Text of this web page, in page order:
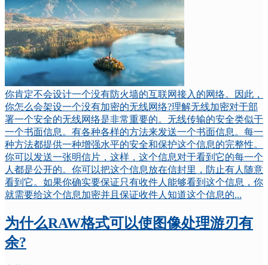
你肯定不会设计一个没有防火墙的互联网接入的网络。因此，
你怎么会架设一个没有加密的无线网络?理解无线加密对于部
署一个安全的无线网络是非常重要的。无线传输的安全类似于
一个书面信息。有各种各样的方法来发送一个书面信息。每一
种方法都提供一种增强水平的安全和保护这个信息的完整性。
你可以发送一张明信片，这样，这个信息对于看到它的每一个
人都是公开的。你可以把这个信息放在信封里，防止有人随意
看到它。如果你确实要保证只有收件人能够看到这个信息，你
就需要给这个信息加密并且保证收件人知道这个信息的...
为什么RAW格式可以使图像处理游刃有
余?